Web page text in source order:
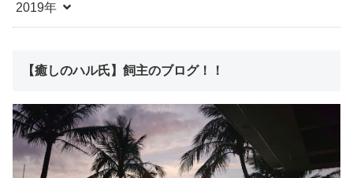
2019年
【癒しのハル氏】飼主のブログ！！